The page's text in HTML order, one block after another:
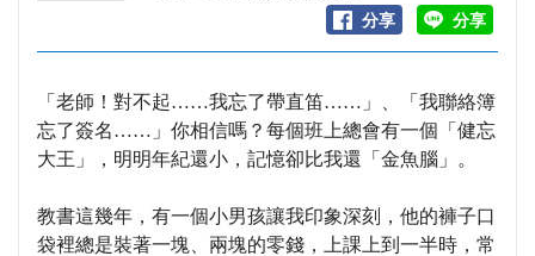
「老師！對不起……我忘了帶直笛……」、「我聯絡簿
忘了簽名……」你相信嗎？每個班上總會有一個「健忘
大王」，明明年紀還小，記憶卻比我還「金魚腦」。
教書這幾年，有一個小男孩讓我印象深刻，他的褲子口
袋裡總是裝著一塊、兩塊的零錢，上課上到一半時，常